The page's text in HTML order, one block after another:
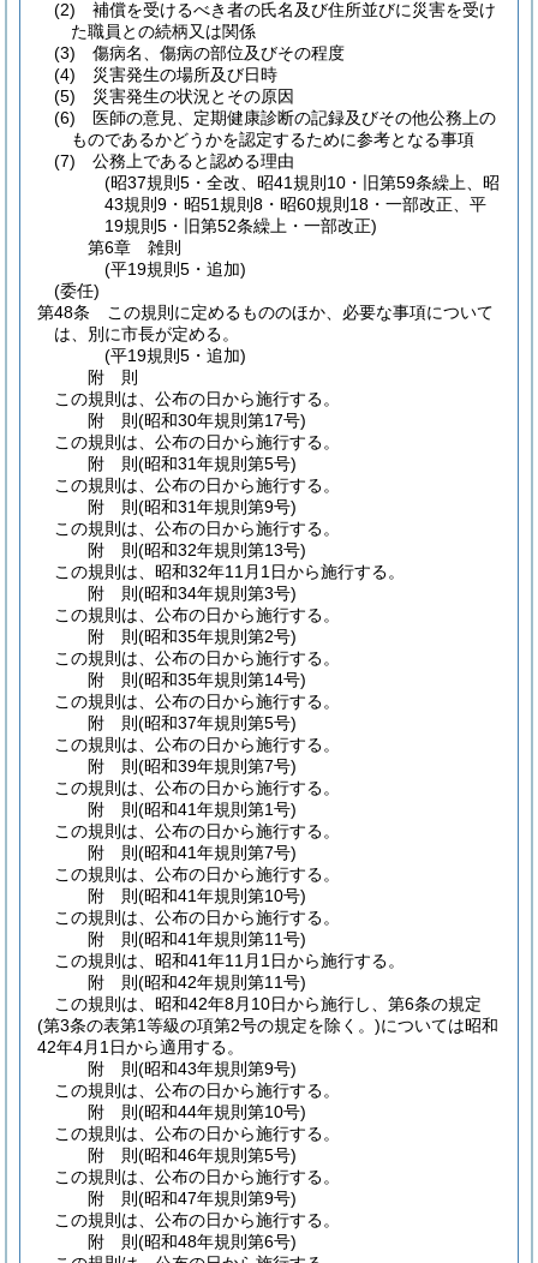
(2)
補償を受けるべき者の氏名及び住所並びに災害を受け
た職員との続柄又は関係
(3)
傷病名、傷病の部位及びその程度
(4)
災害発生の場所及び日時
(5)
災害発生の状況とその原因
(6)
医師の意見、定期健康診断の記録及びその他公務上の
ものであるかどうかを認定するために参考となる事項
(7)
公務上であると認める理由
(昭37規則5・全改、昭41規則10・旧第59条繰上、昭
43規則9・昭51規則8・昭60規則18・一部改正、平
19規則5・旧第52条繰上・一部改正)
第6章
雑則
(平19規則5・追加)
(委任)
第48条
この規則に定めるもののほか、必要な事項について
は、別に市長が定める。
(平19規則5・追加)
附 則
この規則は、公布の日から施行する。
附 則(昭和30年規則第17号)
この規則は、公布の日から施行する。
附 則(昭和31年規則第5号)
この規則は、公布の日から施行する。
附 則(昭和31年規則第9号)
この規則は、公布の日から施行する。
附 則(昭和32年規則第13号)
この規則は、昭和32年11月1日から施行する。
附 則(昭和34年規則第3号)
この規則は、公布の日から施行する。
附 則(昭和35年規則第2号)
この規則は、公布の日から施行する。
附 則(昭和35年規則第14号)
この規則は、公布の日から施行する。
附 則(昭和37年規則第5号)
この規則は、公布の日から施行する。
附 則(昭和39年規則第7号)
この規則は、公布の日から施行する。
附 則(昭和41年規則第1号)
この規則は、公布の日から施行する。
附 則(昭和41年規則第7号)
この規則は、公布の日から施行する。
附 則(昭和41年規則第10号)
この規則は、公布の日から施行する。
附 則(昭和41年規則第11号)
この規則は、昭和41年11月1日から施行する。
附 則(昭和42年規則第11号)
この規則は、昭和42年8月10日から施行し、第6条の規定
(第3条の表第1等級の項第2号の規定を除く。)については昭和
42年4月1日から適用する。
附 則(昭和43年規則第9号)
この規則は、公布の日から施行する。
附 則(昭和44年規則第10号)
この規則は、公布の日から施行する。
附 則(昭和46年規則第5号)
この規則は、公布の日から施行する。
附 則(昭和47年規則第9号)
この規則は、公布の日から施行する。
附 則(昭和48年規則第6号)